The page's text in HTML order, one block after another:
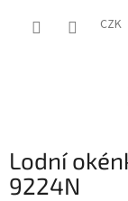
CZK
Lodní
9224N